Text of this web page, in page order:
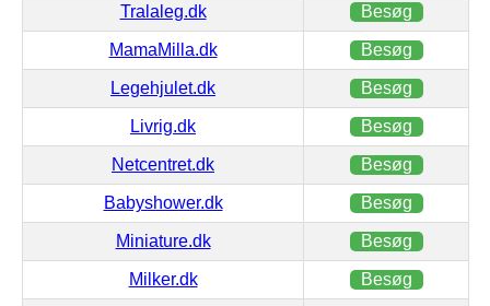
Tralaleg.dk Besøg
MamaMilla.dk Besøg
Legehjulet.dk Besøg
Livrig.dk Besøg
Netcentret.dk Besøg
Babyshower.dk Besøg
Miniature.dk Besøg
Milker.dk Besøg